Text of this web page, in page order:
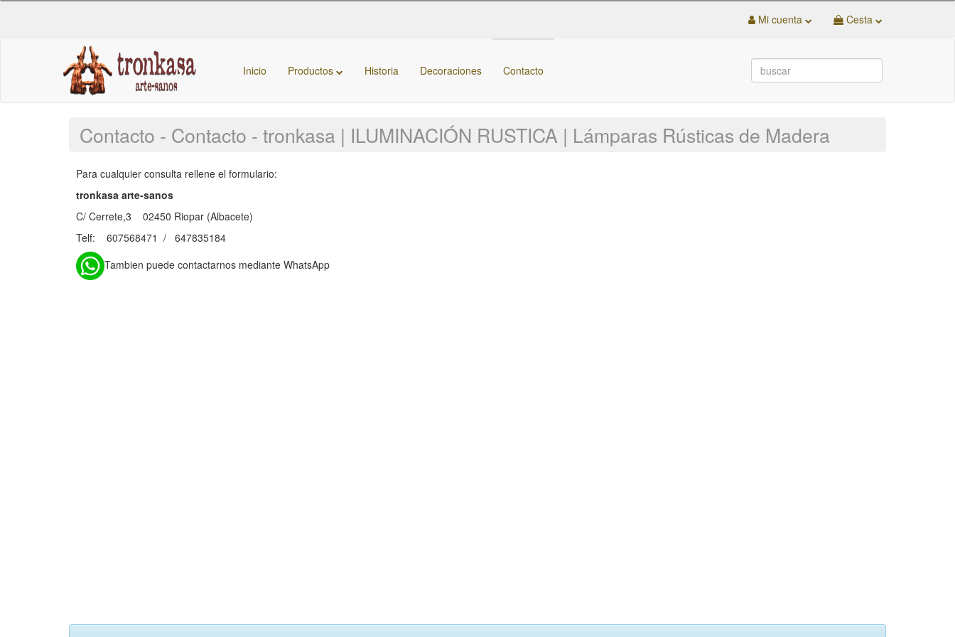
Mi cuenta Cesta
Inicio Productos Historia Decoraciones Contacto
Contacto - Contacto - tronkasa | ILUMINACIÓN RUSTICA | Lámparas Rústicas de Madera
Para cualquier consulta rellene el formulario:
tronkasa arte-sanos
C/ Cerrete,3 02450 Riopar (Albacete)
Telf: 607568471 / 647835184
Tambien puede contactarnos mediante WhatsApp